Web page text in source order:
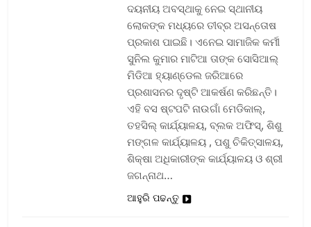
ଦୟନୀୟ ଅବସ୍ଥାକୁ ନେଇ ସ୍ଥାନୀୟ
ଲୋକଙ୍କ ମଧ୍ୟରେ ତୀବ୍ର ଅସନ୍ତୋଷ
ପ୍ରକାଶ ପାଇଛି। ଏନେଇ ସାମାଜିକ କର୍ମୀ
ସୁନିଲ କୁମାର ମାଟିଆ ତାଙ୍କ ସୋସିଆଲ୍‌
ମିଡିଆ ହ୍ୟାଣ୍ଡେଲ ଜରିଆରେ
ପ୍ରଶାସନର ଦୃଷ୍ଟି ଆକର୍ଷଣ କରିଛନ୍ତି।
ଏହି ବସ ଷ୍ଟପଟି ନାଉଗାଁ ମେଡିକାଲ୍‌,
ତହସିଲ୍‌ କାର୍ଯ୍ୟାଳୟ, ବ୍ଲକ ଅଫିସ୍‌, ଶିଶୁ
ମଙ୍ଗଳ କାର୍ଯ୍ୟାଳୟ , ପଶୁ ଚିକିତ୍ସାଳୟ,
ଶିକ୍ଷା ଅଧିକାରୀଙ୍କ କାର୍ଯ୍ୟାଳୟ ଓ ଶ୍ରୀ
ଜଗନ୍ନାଥ…
ଆହୁରି ପଢନ୍ତୁ